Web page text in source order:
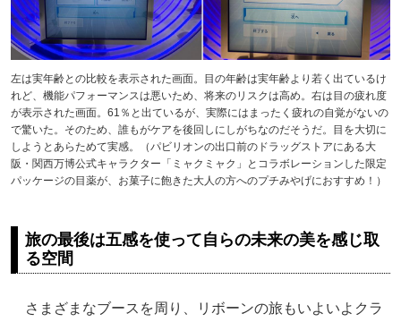
左は実年齢との比較を表示された画面。目の年齢は実年齢より若く出ているけ
れど、機能パフォーマンスは悪いため、将来のリスクは高め。右は目の疲れ度
が表示された画面。61％と出ているが、実際にはまったく疲れの自覚がないの
で驚いた。そのため、誰もがケアを後回しにしがちなのだそうだ。目を大切に
しようとあらためて実感。（パビリオンの出口前のドラッグストアにある大
阪・関西万博公式キャラクター「ミャクミャク」とコラボレーションした限定
パッケージの目薬が、お菓子に飽きた大人の方へのプチみやげにおすすめ！）
旅の最後は五感を使って自らの未来の美を感じ取
る空間
さまざまなブースを周り、リボーンの旅もいよいよクラ